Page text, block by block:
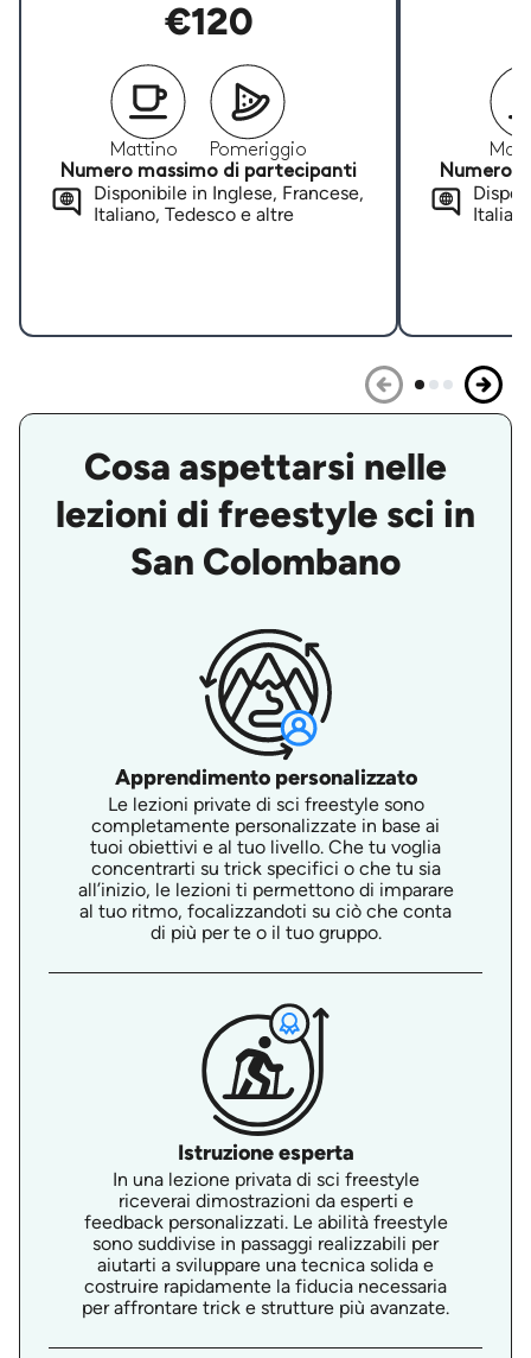
€120
Mattino
Pomeriggio
Numero massimo di partecipanti
Disponibile in Inglese, Francese,
Italiano, Tedesco e altre
Numero
Cosa aspettarsi nelle
lezioni di freestyle sci in
San Colombano
Apprendimento personalizzato
Le lezioni private di sci freestyle sono
completamente personalizzate in base ai
tuoi obiettivi e al tuo livello. Che tu voglia
concentrarti su trick specifici o che tu sia
all’inizio, le lezioni ti permettono di imparare
al tuo ritmo, focalizzandoti su ciò che conta
di più per te o il tuo gruppo.
Istruzione esperta
In una lezione privata di sci freestyle
riceverai dimostrazioni da esperti e
feedback personalizzati. Le abilità freestyle
sono suddivise in passaggi realizzabili per
aiutarti a sviluppare una tecnica solida e
costruire rapidamente la fiducia necessaria
per affrontare trick e strutture più avanzate.